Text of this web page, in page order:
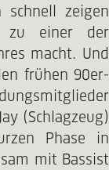
schnell zeigen
einer der
macht. Und
frühen 90er-
(Schlagzeug)
Phase in
mit Bassist